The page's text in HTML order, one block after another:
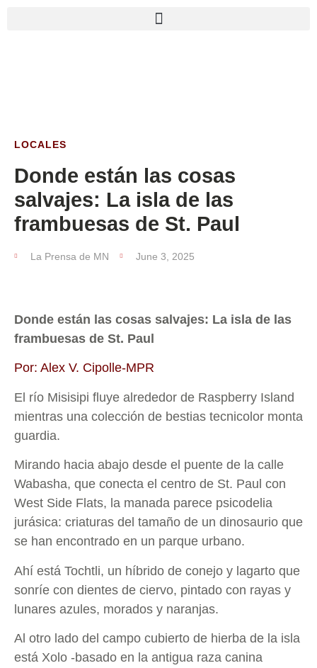
LOCALES
Donde están las cosas
salvajes: La isla de las
frambuesas de St. Paul
La Prensa de MN June 3, 2025
Donde están las cosas salvajes: La isla de las
frambuesas de St. Paul
Por: Alex V. Cipolle-MPR
El río Misisipi fluye alrededor de Raspberry Island
mientras una colección de bestias tecnicolor monta
guardia.
Mirando hacia abajo desde el puente de la calle
Wabasha, que conecta el centro de St. Paul con
West Side Flats, la manada parece psicodelia
jurásica: criaturas del tamaño de un dinosaurio que
se han encontrado en un parque urbano.
Ahí está Tochtli, un híbrido de conejo y lagarto que
sonríe con dientes de ciervo, pintado con rayas y
lunares azules, morados y naranjas.
Al otro lado del campo cubierto de hierba de la isla
está Xolo -basado en la antigua raza canina